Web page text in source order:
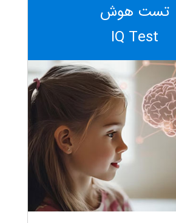
تست هوش
IQ Test